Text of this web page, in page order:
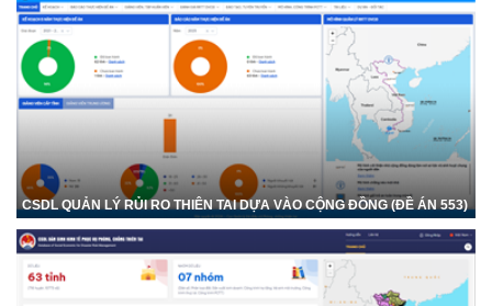
CSDL QUẢN LÝ RỦI RO THIÊN TAI DỰA VÀO CỘNG ĐỒNG (ĐỀ ÁN 553)